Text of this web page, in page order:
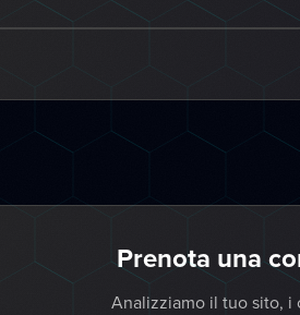
Prenota una
Analizziamo il tuo sito,